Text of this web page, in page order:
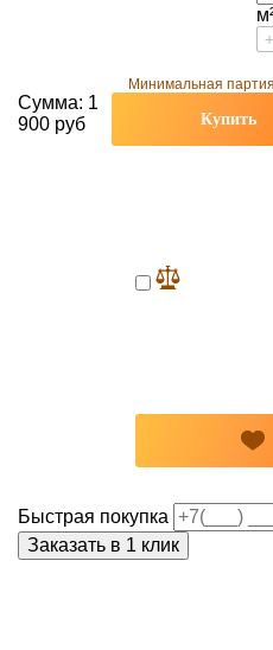
+
Минимальная партия
Сумма: 1
900 руб
Купить
Быстрая покупка